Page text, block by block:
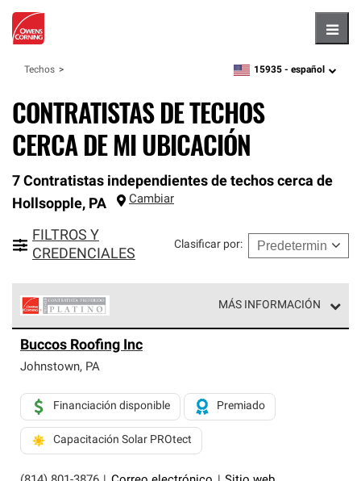
Techos zipcode,language
15935 - español
CONTRATISTAS DE TECHOS
CERCA DE MI UBICACIÓN
7 Contratistas independientes de techos cerca de
Hollsopple, PA Cambiar
FILTROS Y
CREDENCIALES
Clasificar por:
MÁS INFORMACIÓN
Corning constituyen el nivel superior de nuestra red
exclusiva y cumplen con estándares estrictos de
Solo ellos pueden ofrecer nuestra mejor garantía de
sistemas de techos.
Buccos Roofing Inc
Johnstown, PA
Financiación disponible Premiado
Capacitación Solar PROtect